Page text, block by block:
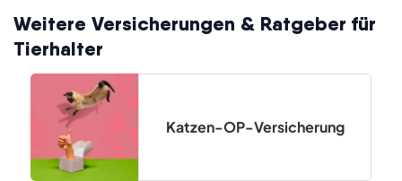
Weitere Versicherungen & Ratgeber für
Tierhalter
Katzen-OP-Versicherung